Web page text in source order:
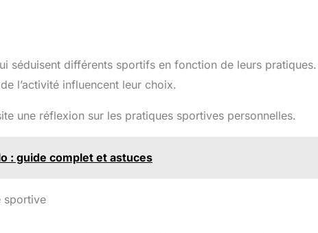
séduisent différents sportifs en fonction de leurs
l’activité influencent leur choix.
une réflexion sur les pratiques sportives personnelles.
: guide complet et astuces
sportive